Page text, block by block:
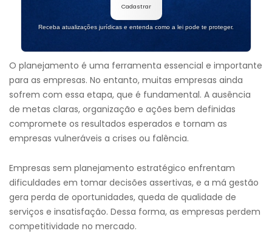
Cadastrar
Receba atualizações jurídicas e entenda como a lei pode te proteger.
O planejamento é uma ferramenta essencial e importante
para as empresas. No entanto, muitas empresas ainda
sofrem com essa etapa, que é fundamental. A ausência
de metas claras, organização e ações bem definidas
compromete os resultados esperados e tornam as
empresas vulneráveis a crises ou falência.
Empresas sem planejamento estratégico enfrentam
dificuldades em tomar decisões assertivas, e a má gestão
gera perda de oportunidades, queda de qualidade de
serviços e insatisfação. Dessa forma, as empresas perdem
competitividade no mercado.